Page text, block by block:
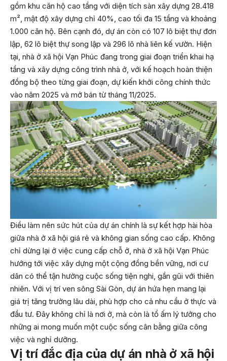
gồm khu căn hộ cao tầng với diện tích sàn xây dựng 28.418
m², mật độ xây dựng chỉ 40%, cao tối đa 15 tầng và khoảng
1.000 căn hộ. Bên cạnh đó, dự án còn có 107 lô biệt thự đơn
lập, 62 lô biệt thự song lập và 296 lô nhà liên kế vườn. Hiện
tại, nhà ở xã hội Vạn Phúc đang trong giai đoạn triển khai hạ
tầng và xây dựng công trình nhà ở, với kế hoạch hoàn thiện
đồng bộ theo từng giai đoạn, dự kiến khởi công chính thức
vào năm 2025 và mở bán từ tháng 11/2025.
Điều làm nên sức hút của dự án chính là sự kết hợp hài hòa
giữa nhà ở xã hội giá rẻ và không gian sống cao cấp. Không
chỉ dừng lại ở việc cung cấp chỗ ở, nhà ở xã hội Vạn Phúc
hướng tới việc xây dựng một cộng đồng bền vững, nơi cư
dân có thể tận hưởng cuộc sống tiện nghi, gần gũi với thiên
nhiên. Với vị trí ven sông Sài Gòn, dự án hứa hẹn mang lại
giá trị tăng trưởng lâu dài, phù hợp cho cả nhu cầu ở thực và
đầu tư. Đây không chỉ là nơi ở, mà còn là tổ ấm lý tưởng cho
những ai mong muốn một cuộc sống cân bằng giữa công
việc và nghỉ dưỡng.
Vị trí đắc địa của dự án nhà ở xã hội